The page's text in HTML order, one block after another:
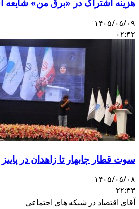
اشتراک در «برق من» شایعه
۰۵/۰۹
قطار چابهار تا زاهدان در
۰۵/۰۸
اقتصاد در شبکه های اجتماعی